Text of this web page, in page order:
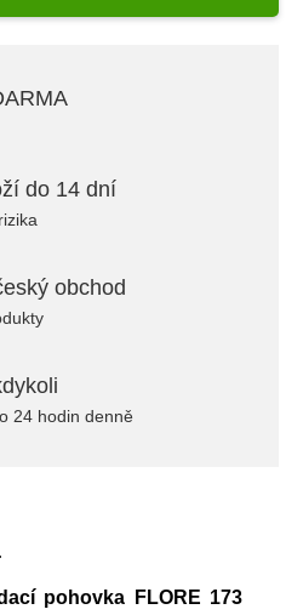
do 14 dní
obchod
24 hodin denně
pohovka FLORE 173